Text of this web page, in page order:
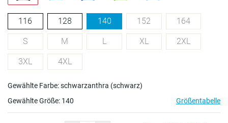
116 128 140 152 164
S M L XL 2XL
3XL 4XL
Gewählte Farbe: schwarzanthra (schwarz)
Gewählte Größe: 140 Größentabelle